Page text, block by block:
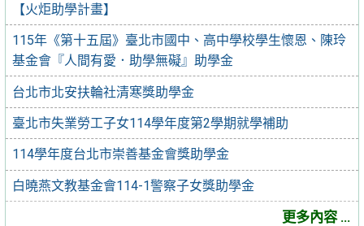
【火炬助學計畫】
115年《第十五屆》臺北市國中、高中學校學生懷恩、陳玲
基金會『人間有愛．助學無礙』助學金
台北市北安扶輪社清寒獎助學金
臺北市失業勞工子女114學年度第2學期就學補助
114學年度台北市崇善基金會獎助學金
白曉燕文教基金會114-1警察子女獎助學金
更多內容 ...